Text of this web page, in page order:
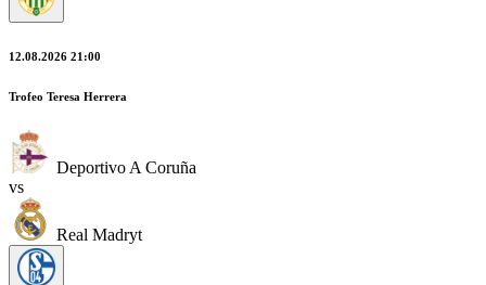
12.08.2026 21:00
Trofeo Teresa Herrera
Deportivo A Coruña
vs
Real Madryt